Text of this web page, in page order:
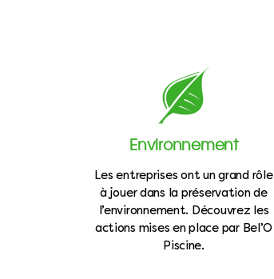
Environnement
Les entreprises ont un grand rôle
à jouer dans la préservation de
l’environnement. Découvrez les
actions mises en place par Bel’O
Piscine.